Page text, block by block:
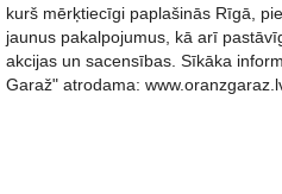
kurš mērķtiecīgi paplašinās Rīgā,
jaunus pakalpojumus, kā arī
akcijas un sacensības. Sīkāka
Garaž" atrodama: